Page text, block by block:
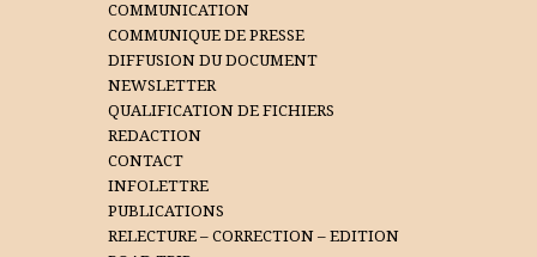
COMMUNICATION
COMMUNIQUE DE PRESSE
DIFFUSION DU DOCUMENT
NEWSLETTER
QUALIFICATION DE FICHIERS
REDACTION
CONTACT
INFOLETTRE
PUBLICATIONS
RELECTURE – CORRECTION – EDITION